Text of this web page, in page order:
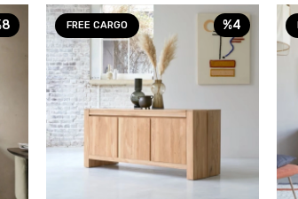
FREE CARGO %4